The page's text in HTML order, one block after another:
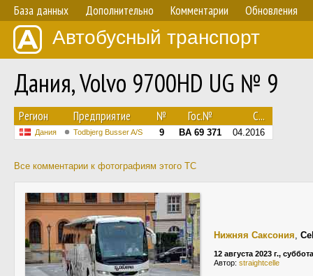
База данных Дополнительно Комментарии Обновления
Автобусный транспорт
Дания, Volvo 9700HD UG № 9
Регион Предприятие № Гос.№ С...
Дания Todbjerg Busser A/S 9 BA 69 371 04.2016
Все комментарии к фотографиям этого ТС
Нижняя Саксония,
12 августа 2023 г., суббота
Автор: straightcelle